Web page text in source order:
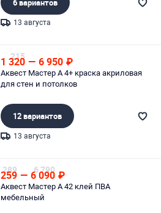
6 вариантов
13 августа
215
1 320 — 6 950 ₽
Аквест Мастер А 4+ краска акриловая
для стен и потолков
12 вариантов
13 августа
289
259 — 6 790
6 090 ₽
Аквест Мастер А 42 клей ПВА
мебельный